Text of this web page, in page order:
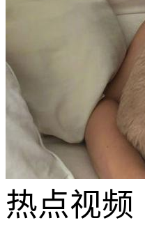
热点视频